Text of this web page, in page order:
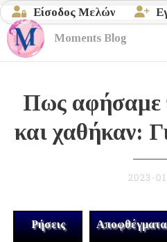
Είσοδος Μελών
Moments Blog
Πως αφήσαμε
και χαθήκαν:
2023-
Ρήσεις Αποφθέγματα